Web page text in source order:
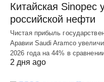
Китайская Sinopec
российской нефти
Чистая прибыль
Аравии Saudi Aramco
2026 года на 44% в
2 дня ago